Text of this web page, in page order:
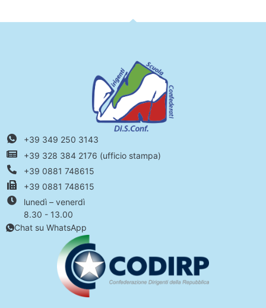
+39 349 250 3143
+39 328 384 2176 (ufficio stampa)
+39 0881 748615
+39 0881 748615
lunedì – venerdì
8.30 - 13.00
Chat su WhatsApp